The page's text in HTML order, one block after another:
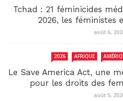
Tchad : 21 féminicides
2026, les féministes
août 6,
2026 AFRIQUE
Le Save America Act, une
pour les droits des
août 5,